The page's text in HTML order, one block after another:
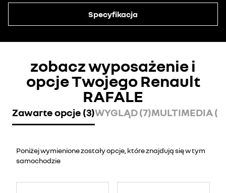
Specyfikacja
zobacz wyposażenie i
opcje Twojego Renault
RAFALE
Zawarte opcje (3)WYGLĄD (7)MULTIMEDIA
Poniżej wymienione zostały opcje, które znajdują się w tym
samochodzie